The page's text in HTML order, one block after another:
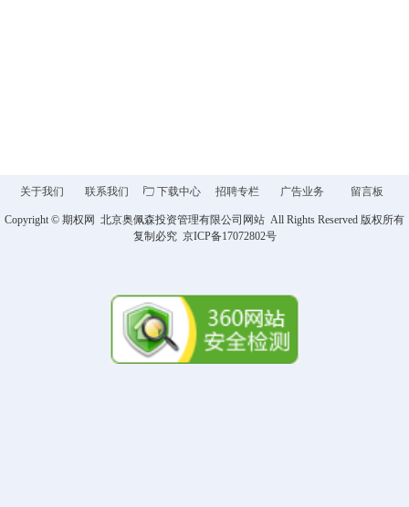
关于我们 联系我们 ꄁ 下载中心 招聘专栏 广告业务 留言板
Copyright © 期权网 北京奥佩森投资管理有限公司网站 All Rights Reserved 版权所有
复制必究 京ICP备17072802号